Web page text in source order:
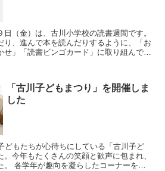
日（金）は、古川小学校の読書週間です。
り、進んで本を読んだりするように、「お
」「読書ビンゴカード」に取り組んでい
「古川子どもまつり」を開催しま
した
もたちが心待ちにしている「古川子ど
今年もたくさんの笑顔と歓声に包まれ、
ーを出